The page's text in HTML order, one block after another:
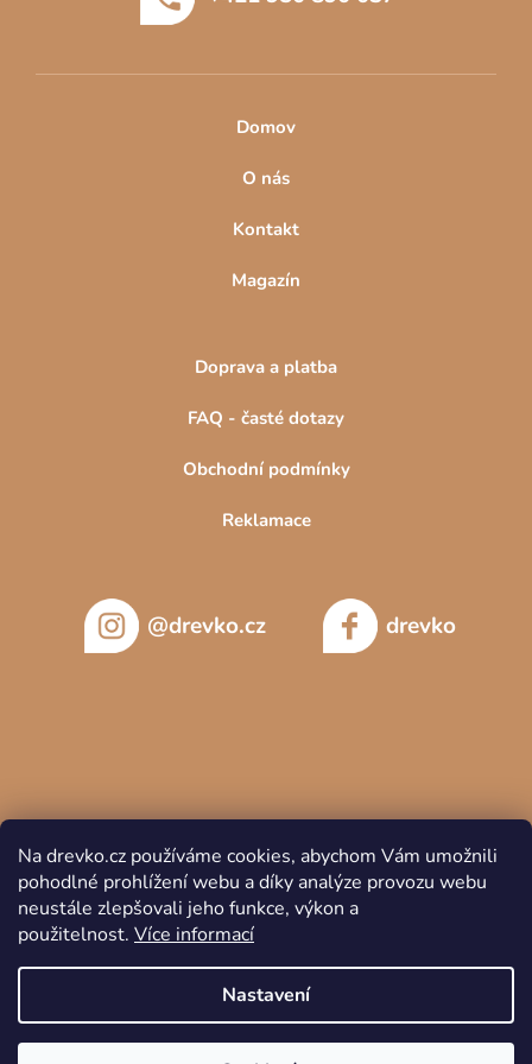
Na drevko.cz používáme cookies, abychom Vám umožnili
pohodlné prohlížení webu a díky analýze provozu webu
neustále zlepšovali jeho funkce, výkon a
použitelnost. Více informací
Nastavení
Domov
O nás
Kontakt
Magazín
Doprava a platba
FAQ - časté dotazy
Obchodní podmínky
Reklamace
@drevko.cz drevko